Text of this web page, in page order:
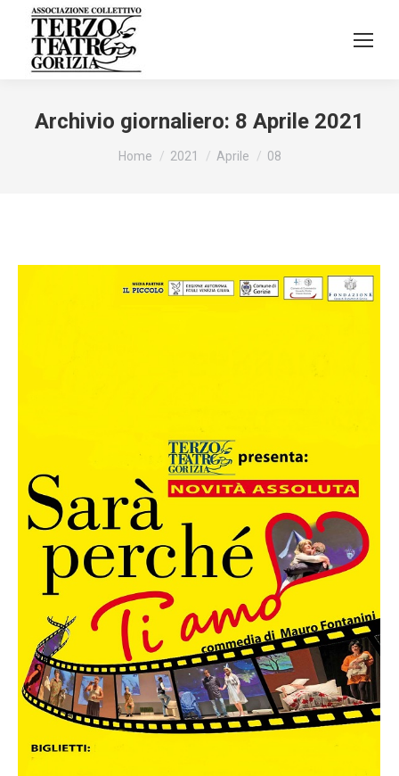
Archivio giornaliero: 8 Aprile 2021
Tu sei qui:
Home 2021 Aprile 08